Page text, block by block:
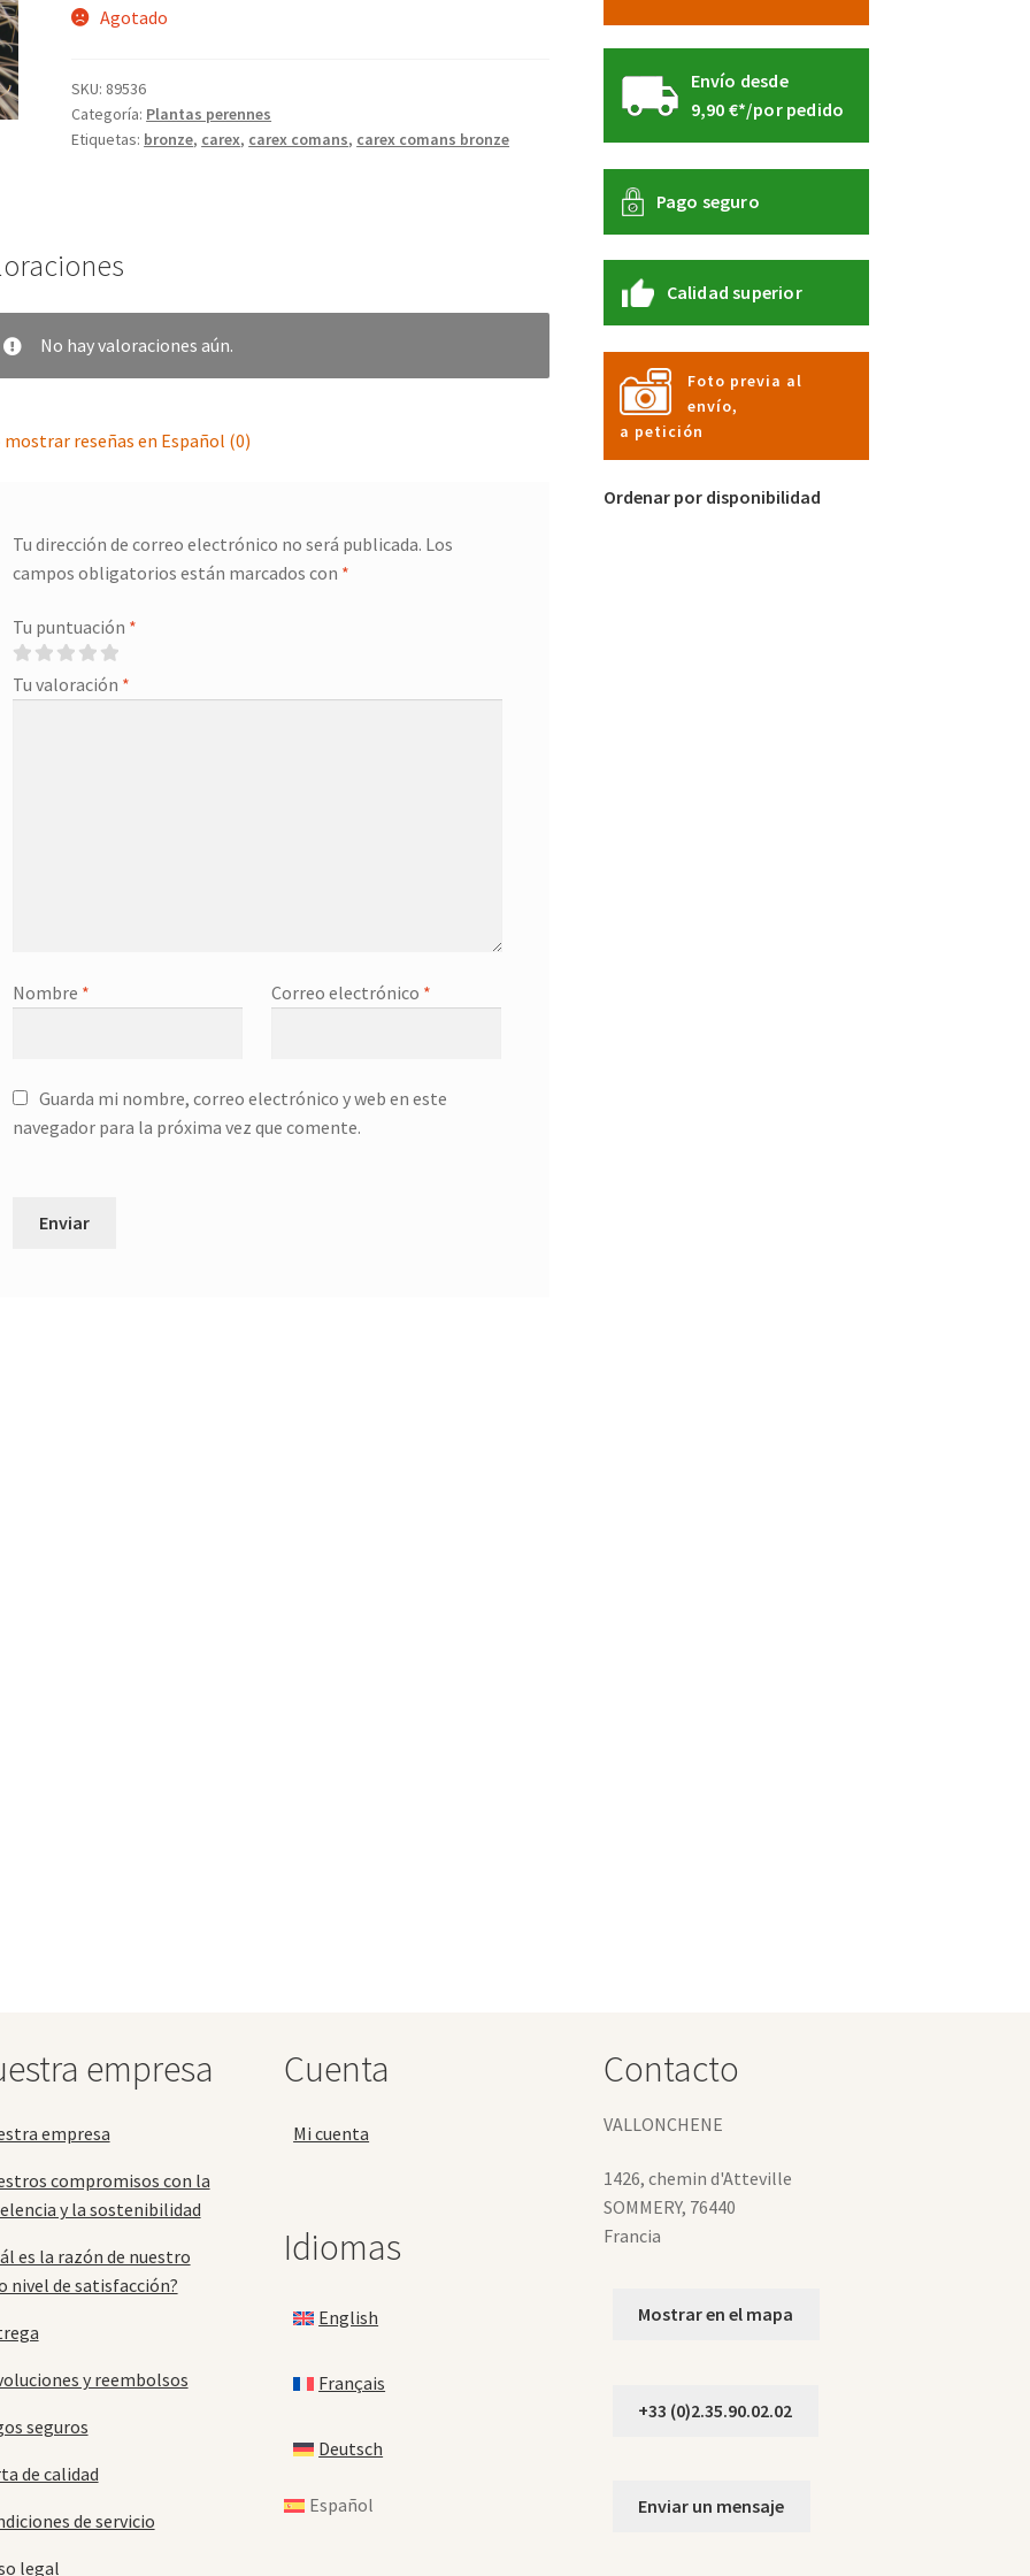
Agotado
SKU: 89536
Categoría: Plantas perennes
Etiquetas: bronze, carex, carex comans, carex comans bronze
No hay valoraciones aún.
mostrar reseñas en Español (0)
Tu dirección de correo electrónico no será publicada. Los
campos obligatorios están marcados con *
Tu puntuación *
Tu valoración *
Nombre * Correo electrónico *
Guarda mi nombre, correo electrónico y web en este
navegador para la próxima vez que comente.
Envío desde
9,90 €*/por pedido
Pago seguro
Calidad superior
Foto previa al
envío,
a petición
Ordenar por disponibilidad
empresa
empresa
compromisos con la
y la sostenibilidad
es la razón de nuestro
nivel de satisfacción?
y reembolsos
seguros
de calidad
de servicio
legal
Cuenta
Mi cuenta
Idiomas
English
Français
Deutsch
Español
Contacto
VALLONCHENE
1426, chemin d'Atteville
SOMMERY, 76440
Francia
Mostrar en el mapa
+33 (0)2.35.90.02.02
Enviar un mensaje